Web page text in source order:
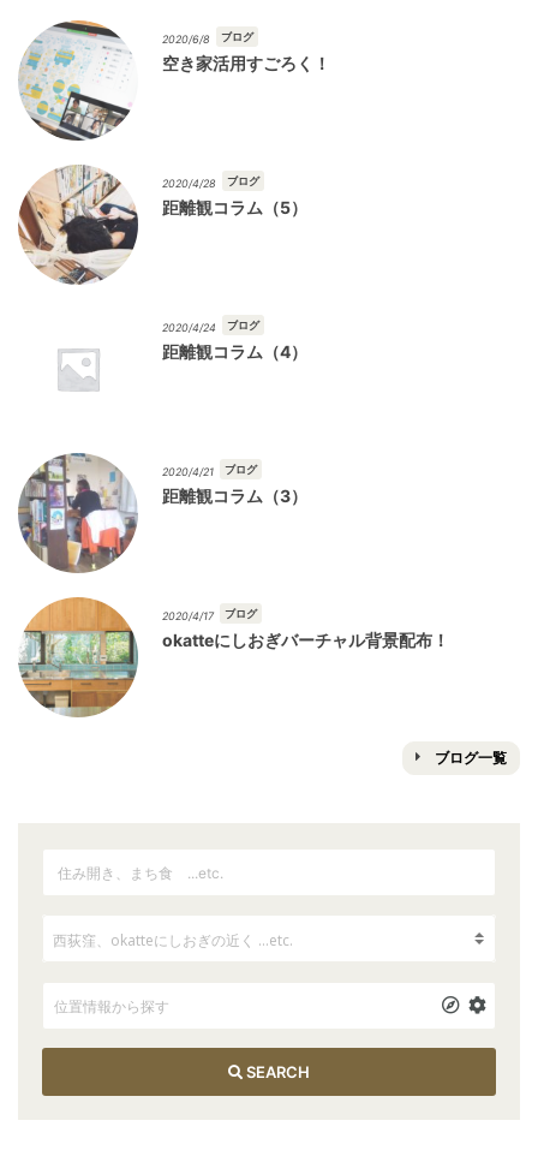
2020/6/8 ブログ
空き家活用すごろく！
2020/4/28 ブログ
距離観コラム（5）
2020/4/24 ブログ
距離観コラム（4）
2020/4/21 ブログ
距離観コラム（3）
2020/4/17 ブログ
okatteにしおぎバーチャル背景配布！
ブログ一覧
SEARCH